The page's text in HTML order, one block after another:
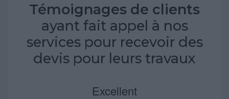
Témoignages de clients
ayant fait appel à nos
services pour recevoir des
devis pour leurs travaux
Excellent